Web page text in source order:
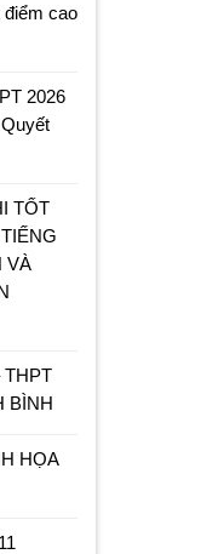
cao
2026
TỐT
VÀ
THPT
BÌNH
HỌA